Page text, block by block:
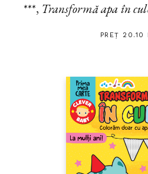
***, Transformă apa în
PREȚ 20.10